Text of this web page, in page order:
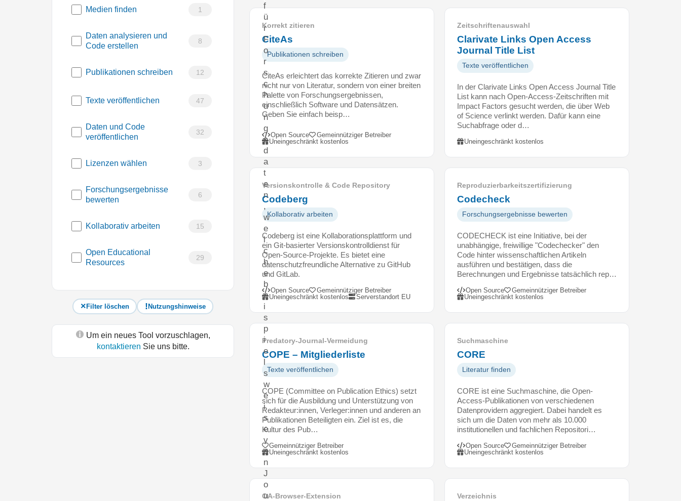
Medien finden 1
Daten analysieren und
Code erstellen
8
Publikationen schreiben 12
Texte veröffentlichen 47
Daten und Code
veröffentlichen
32
Lizenzen wählen 3
Forschungsergebnisse
bewerten
6
Kollaborativ arbeiten 15
Open Educational
Resources
29
Filter löschen Nutzungshinweise
Um ein neues Tool vorzuschlagen,
kontaktieren Sie uns bitte.
f
ü
r
F
o
r
s
c
h
u
n
g
s
d
a
t
e
n
,
w
e
l
c
h
e
b
e
i
s
p
i
e
l
s
w
e
i
s
e
v
o
n
J
o
u
Korrekt zitieren
CiteAs
Publikationen schreiben
CiteAs erleichtert das korrekte Zitieren und zwar
nicht nur von Literatur, sondern von einer breiten
Palette von Forschungsergebnissen,
einschließlich Software und Datensätzen.
Geben Sie einfach beisp…
Open Source
Gemeinnütziger Betreiber
Uneingeschränkt kostenlos
Zeitschriftenauswahl
Clarivate Links Open Access
Journal Title List
Texte veröffentlichen
In der Clarivate Links Open Access Journal Title
List kann nach Open-Access-Zeitschriften mit
Impact Factors gesucht werden, die über Web
of Science verlinkt werden. Dafür kann eine
Suchabfrage oder d…
Uneingeschränkt kostenlos
Versionskontrolle & Code Repository
Codeberg
Kollaborativ arbeiten
Codeberg ist eine Kollaborationsplattform und
ein Git-basierter Versionskontrolldienst für
Open-Source-Projekte. Es bietet eine
datenschutzfreundliche Alternative zu GitHub
und GitLab.
Open Source
Gemeinnütziger Betreiber
Uneingeschränkt kostenlos
Serverstandort EU
Reproduzierbarkeitszertifizierung
Codecheck
Forschungsergebnisse bewerten
CODECHECK ist eine Initiative, bei der
unabhängige, freiwillige "Codechecker" den
Code hinter wissenschaftlichen Artikeln
ausführen und bestätigen, dass die
Berechnungen und Ergebnisse tatsächlich rep…
Open Source
Gemeinnütziger Betreiber
Uneingeschränkt kostenlos
Predatory-Journal-Vermeidung
COPE – Mitgliederliste
Texte veröffentlichen
COPE (Committee on Publication Ethics) setzt
sich für die Ausbildung und Unterstützung von
Redakteur:innen, Verleger:innen und anderen an
Publikationen Beteiligten ein. Ziel ist es, die
Kultur des Pub…
Gemeinnütziger Betreiber
Uneingeschränkt kostenlos
Suchmaschine
CORE
Literatur finden
CORE ist eine Suchmaschine, die Open-
Access-Publikationen von verschiedenen
Datenprovidern aggregiert. Dabei handelt es
sich um die Daten von mehr als 10.000
institutionellen und fachlichen Repositori…
Open Source
Gemeinnütziger Betreiber
Uneingeschränkt kostenlos
OA-Browser-Extension Verzeichnis